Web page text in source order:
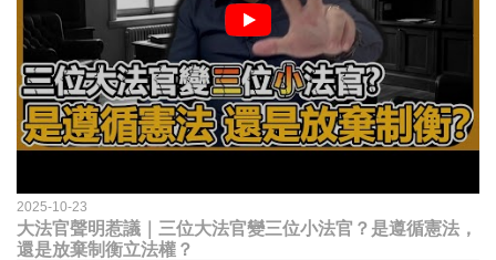
2025-10-23
大法官聲明惹議｜三位大法官變三位小法官？是遵循憲法，
還是放棄制衡立法權？